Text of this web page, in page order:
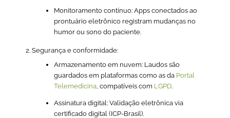
Monitoramento contínuo: Apps conectados ao
prontuário eletrônico registram mudanças no
humor ou sono do paciente.
Segurança e conformidade:
Armazenamento em nuvem: Laudos são
guardados em plataformas como as da Portal
Telemedicina, compatíveis com LGPD.
Assinatura digital: Validação eletrônica via
certificado digital (ICP-Brasil).